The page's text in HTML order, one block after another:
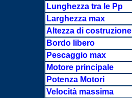
Lunghezza tra le Pp
Larghezza max
Altezza di costruzione
Bordo libero
Pescaggio max
Motore principale
Potenza Motori
Velocità massima